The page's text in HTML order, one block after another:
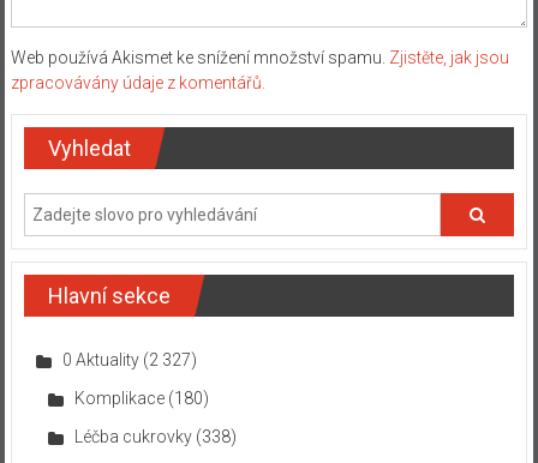
Web používá Akismet ke snížení množství spamu. Zjistěte, jak jsou
zpracovávány údaje z komentářů.
Vyhledat
Hlavní sekce
0 Aktuality(2 327)
Komplikace(180)
Léčba cukrovky(338)